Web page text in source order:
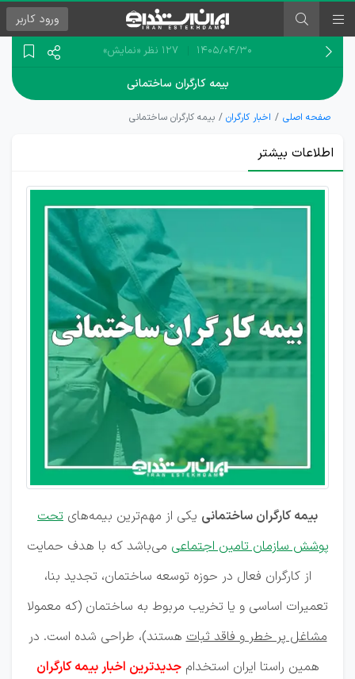
ورود کاربر
۱۴۰۵/۰۴/۳۰ 127 نظر «نمایش»
بیمه کارگران ساختمانی
صفحه اصلی اخبار کارگران بیمه کارگران ساختمانی
اطلاعات بیشتر
آخرین
ساختمانی
بیمه کارگران ساختمانی یکی از مهم‌ترین بیمه‌های تحت
پوشش سازمان تامین اجتماعی می‌باشد که با هدف حمایت
از کارگران فعال در حوزه توسعه ساختمان‌، تجدید بنا،
تعمیرات اساسی و یا تخریب مربوط به ساختمان (که معمولا
مشاغل پر خطر و فاقد ثباتهستند)، طراحی شده است. در
همین راستا ایران استخدامجدیدترین اخبار بیمه کارگران